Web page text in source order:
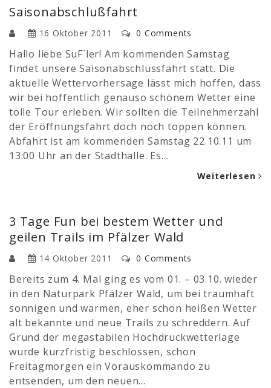
Saisonabschlußfahrt
16 Oktober 2011 0 Comments
Hallo liebe SuF`ler! Am kommenden Samstag
findet unsere Saisonabschlussfahrt statt. Die
aktuelle Wettervorhersage lässt mich hoffen, dass
wir bei hoffentlich genauso schönem Wetter eine
tolle Tour erleben. Wir sollten die Teilnehmerzahl
der Eröffnungsfahrt doch noch toppen können.
Abfahrt ist am kommenden Samstag 22.10.11 um
13:00 Uhr an der Stadthalle. Es…
Weiterlesen
3 Tage Fun bei bestem Wetter und
geilen Trails im Pfälzer Wald
14 Oktober 2011 0 Comments
Bereits zum 4. Mal ging es vom 01. – 03.10. wieder
in den Naturpark Pfälzer Wald, um bei traumhaft
sonnigen und warmen, eher schon heißen Wetter
alt bekannte und neue Trails zu schreddern. Auf
Grund der megastabilen Hochdruckwetterlage
wurde kurzfristig beschlossen, schon
Freitagmorgen ein Vorauskommando zu
entsenden, um den neuen…